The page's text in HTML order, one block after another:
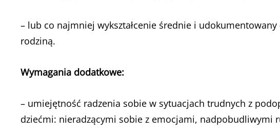
– lub co najmniej wykształcenie średnie i
rodziną.
Wymagania dodatkowe:
– umiejętność radzenia sobie w sytuacjach trudnych z
dziećmi: nieradzącymi sobie z emocjami, nadpobudliwymi